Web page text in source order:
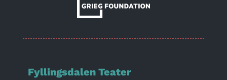
Fyllingsdalen Teater